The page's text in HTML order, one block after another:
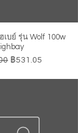
มูลด่วน
เบย์ รุ่น Wolf 100w
กติราคาขายลด
฿531.05